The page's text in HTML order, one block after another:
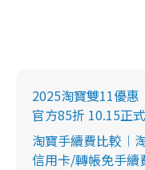
2025淘寶雙11優
官方85折 10.15正
淘寶手續費比較︱
信用卡/轉帳免手續